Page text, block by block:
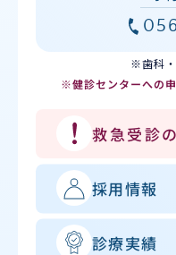
※歯科
※健診センターへの
救急受診
採用情報
診療実績